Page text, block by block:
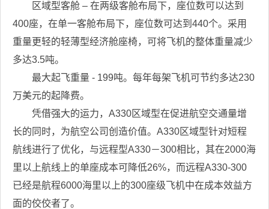
区域型客舱 – 在两级客舱布局下，座位数可以达到
400座，在单一客舱布局下，座位数可达到440个。采用
重量更轻的轻薄型经济舱座椅，可将飞机的整体重量减少
多达3.5吨。
最大起飞重量 - 199吨。每年每架飞机可节约多达230
万美元的起降费。
凭借强大的运力，A330区域型在促进航空交通量增
长的同时，为航空公司创造价值。A330区域型针对短程
航线进行了优化，与远程型A330－300相比，其在2000海
里以上航线上的单座成本可降低26%，而远程A330-300
已经是航程6000海里以上的300座级飞机中在成本效益方
面的佼佼者了。